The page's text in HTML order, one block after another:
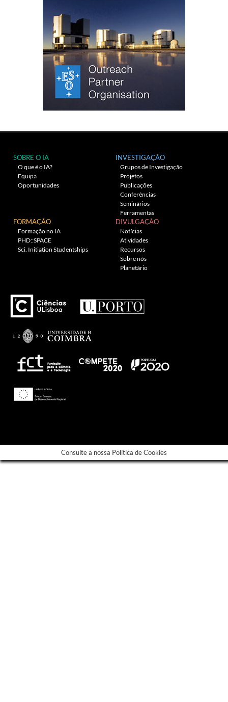
SOBRE O IA
O que é o IA?
Equipa
Oportunidades
INVESTIGAÇÃO
Grupos de Investigação
Projetos
Publicações
Conferências
Seminários
Ferramentas
FORMAÇÃO
Formação no IA
PHD::SPACE
Sci. Initiation Studentships
DIVULGAÇÃO
Notícias
Atividades
Recursos
Sobre nós
Planetário
Consulte a nossa Política de Cookies